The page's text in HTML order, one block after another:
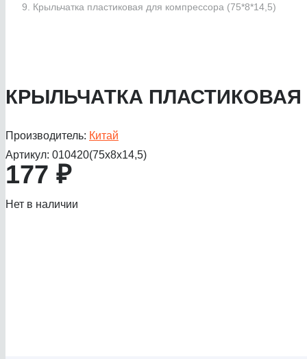
Крыльчатка пластиковая для компрессора (75*8*14,5)
КРЫЛЬЧАТКА ПЛАСТИКОВАЯ
Производитель: Китай
Артикул: 010420(75х8х14,5)
177 ₽
Нет в наличии